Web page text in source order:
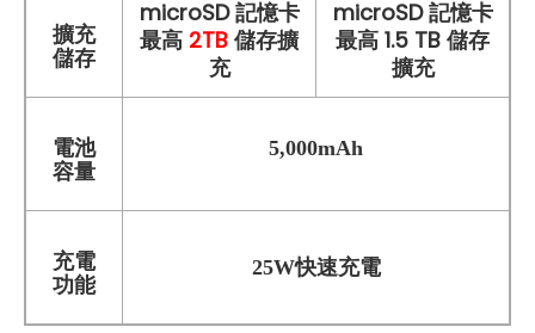
擴充
儲存
microSD 記憶卡
最高 2TB 儲存擴
充
microSD 記憶卡
最高 1.5 TB 儲存
擴充
電池
容量
5,000mAh
充電
功能
25W快速充電